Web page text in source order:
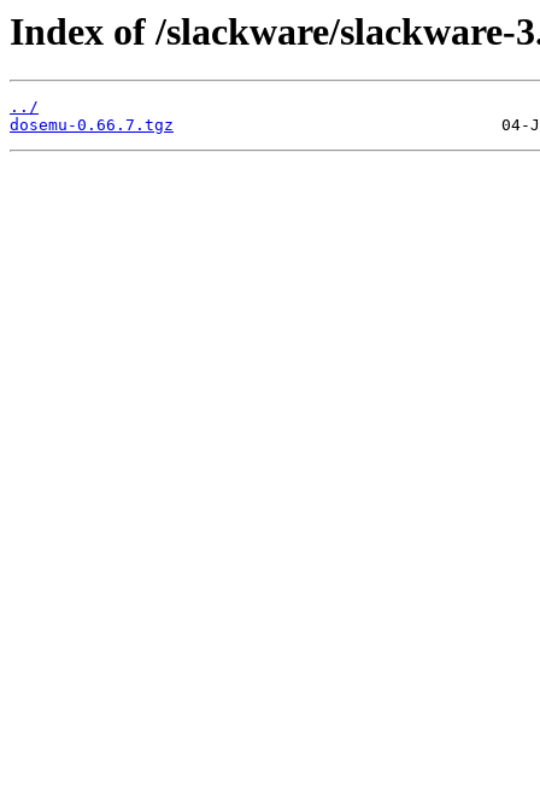
Index of /slackware/
../
dosemu-0.66.7.tgz